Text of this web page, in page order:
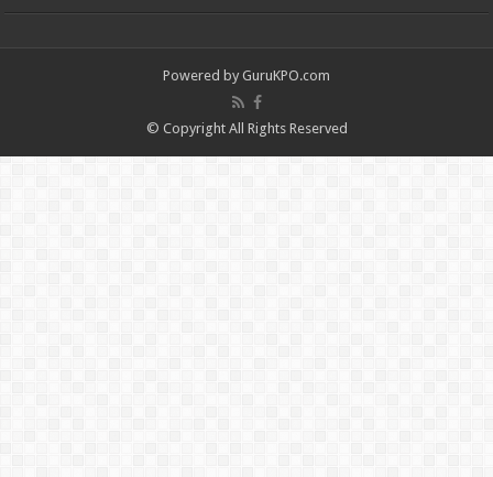
Powered by GuruKPO.com
© Copyright All Rights Reserved